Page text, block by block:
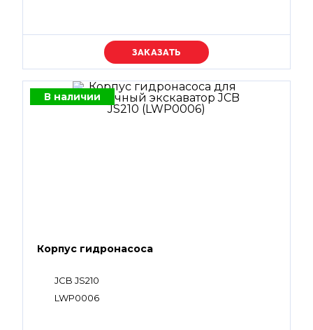
Уточняйте цену
В наличии
Корпус гидронасоса
JCB JS210
LWP0006